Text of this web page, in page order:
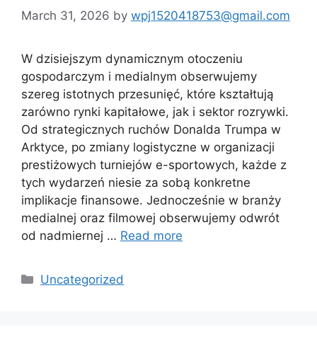
March 31, 2026 by wpj1520418753@gmail.com
W dzisiejszym dynamicznym otoczeniu
gospodarczym i medialnym obserwujemy
szereg istotnych przesunięć, które kształtują
zarówno rynki kapitałowe, jak i sektor rozrywki.
Od strategicznych ruchów Donalda Trumpa w
Arktyce, po zmiany logistyczne w organizacji
prestiżowych turniejów e-sportowych, każde z
tych wydarzeń niesie za sobą konkretne
implikacje finansowe. Jednocześnie w branży
medialnej oraz filmowej obserwujemy odwrót
od nadmiernej … Read more
Categories
Uncategorized